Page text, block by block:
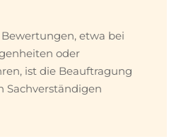
etwa bei
oder
ist die Beauftragung
Sachverständigen